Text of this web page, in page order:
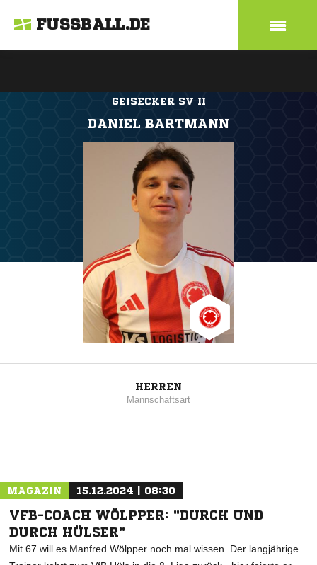
FUSSBALL.DE
GEISECKER SV II
DANIEL BARTMANN
HERREN
Mannschaftsart
MAGAZIN 15.12.2024 | 08:30
VFB-COACH WÖLPPER: "DURCH UND
DURCH HÜLSER"
Mit 67 will es Manfred Wölpper noch mal wissen. Der langjährige